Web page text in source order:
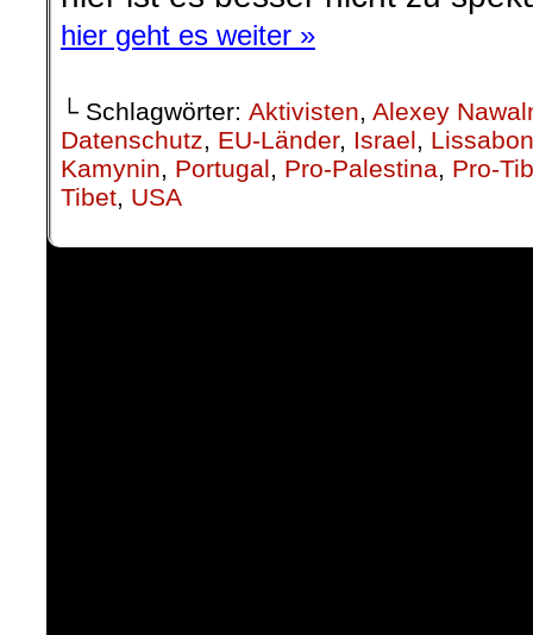
hier geht es weiter »
└ Schlagwörter: Aktivisten, Alexey
Datenschutz, EU-Länder, Israel,
Kamynin, Portugal, Pro-Palestina, Pro-
Tibet, USA